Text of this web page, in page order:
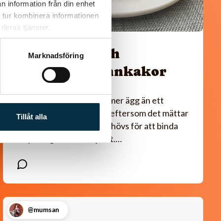
information från din enhet
kombinera informationen
tjänster.
Marknadsföring
Tillåt alla
Glutenfria och
mättande pannkakor
Detta recept innehåller mer ägg än ett
vanligt pannkaksrecept, eftersom det mättar
mer och eftersom det behövs för att binda
ihop det glutenfria mjölet.…
@mumsan